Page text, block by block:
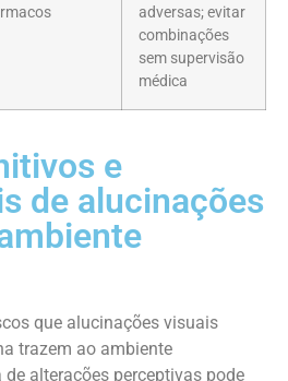
adversas; evitar
combinações
sem supervisão
médica
e
de alucinações
que alucinações visuais
trazem ao ambiente
alterações perceptivas pode